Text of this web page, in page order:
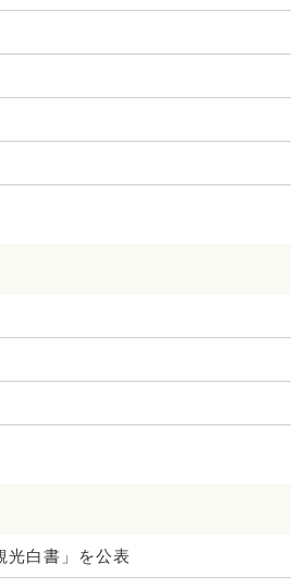
光白書」を公表